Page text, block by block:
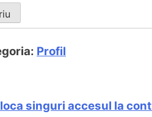
Profil
singuri accesul la